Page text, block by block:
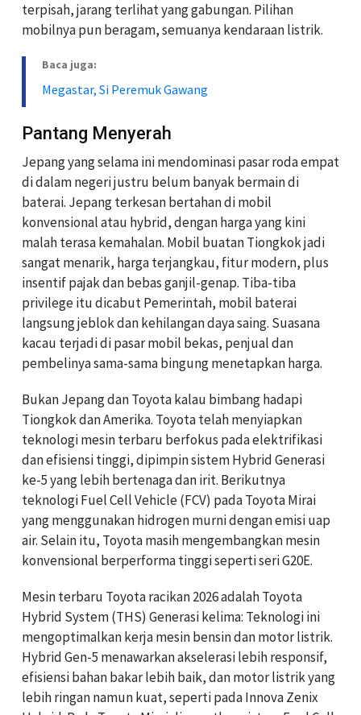
terpisah, jarang terlihat yang gabungan. Pilihan
mobilnya pun beragam, semuanya kendaraan listrik.
Baca juga:
Megastar, Si Peremuk Gawang
Pantang Menyerah
Jepang yang selama ini mendominasi pasar roda empat
di dalam negeri justru belum banyak bermain di
baterai. Jepang terkesan bertahan di mobil
konvensional atau hybrid, dengan harga yang kini
malah terasa kemahalan. Mobil buatan Tiongkok jadi
sangat menarik, harga terjangkau, fitur modern, plus
insentif pajak dan bebas ganjil-genap. Tiba-tiba
privilege itu dicabut Pemerintah, mobil baterai
langsung jeblok dan kehilangan daya saing. Suasana
kacau terjadi di pasar mobil bekas, penjual dan
pembelinya sama-sama bingung menetapkan harga.
Bukan Jepang dan Toyota kalau bimbang hadapi
Tiongkok dan Amerika. Toyota telah menyiapkan
teknologi mesin terbaru berfokus pada elektrifikasi
dan efisiensi tinggi, dipimpin sistem Hybrid Generasi
ke-5 yang lebih bertenaga dan irit. Berikutnya
teknologi Fuel Cell Vehicle (FCV) pada Toyota Mirai
yang menggunakan hidrogen murni dengan emisi uap
air. Selain itu, Toyota masih mengembangkan mesin
konvensional berperforma tinggi seperti seri G20E.
Mesin terbaru Toyota racikan 2026 adalah Toyota
Hybrid System (THS) Generasi kelima: Teknologi ini
mengoptimalkan kerja mesin bensin dan motor listrik.
Hybrid Gen-5 menawarkan akselerasi lebih responsif,
efisiensi bahan bakar lebih baik, dan motor listrik yang
lebih ringan namun kuat, seperti pada Innova Zenix